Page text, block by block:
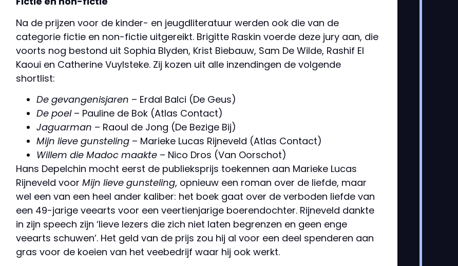
Na de prijzen voor de kinder- en jeugdliteratuur werden ook die van de
categorie fictie en non-fictie uitgereikt. Brigitte Raskin voerde deze jury aan, die
voorts nog bestond uit Sophia Blyden, Krist Biebauw, Sam De Wilde, Rashif El
Kaoui en Catherine Vuylsteke. Zij kozen uit alle inzendingen de volgende
shortlist:
De gevangenisjaren – Erdal Balci (De Geus)
De poel– Pauline de Bok (Atlas Contact)
Jaguarman – Raoul de Jong (De Bezige Bij)
Mijn lieve gunsteling – Marieke Lucas Rijneveld (Atlas Contact)
Willem die Madoc maakte – Nico Dros (Van Oorschot)
Hans Depelchin mocht eerst de publieksprijs toekennen aan Marieke Lucas
Rijneveld voor Mijn lieve gunsteling, opnieuw een roman over de liefde, maar
wel een van een heel ander kaliber: het boek gaat over de verboden liefde van
een 49-jarige veearts voor een veertienjarige boerendochter. Rijneveld dankte
in zijn speech zijn ‘lieve lezers die zich niet laten begrenzen en geen enge
veearts schuwen’. Het geld van de prijs zou hij al voor een deel spenderen aan
gras voor de koeien van het veebedrijf waar hij ook werkt.